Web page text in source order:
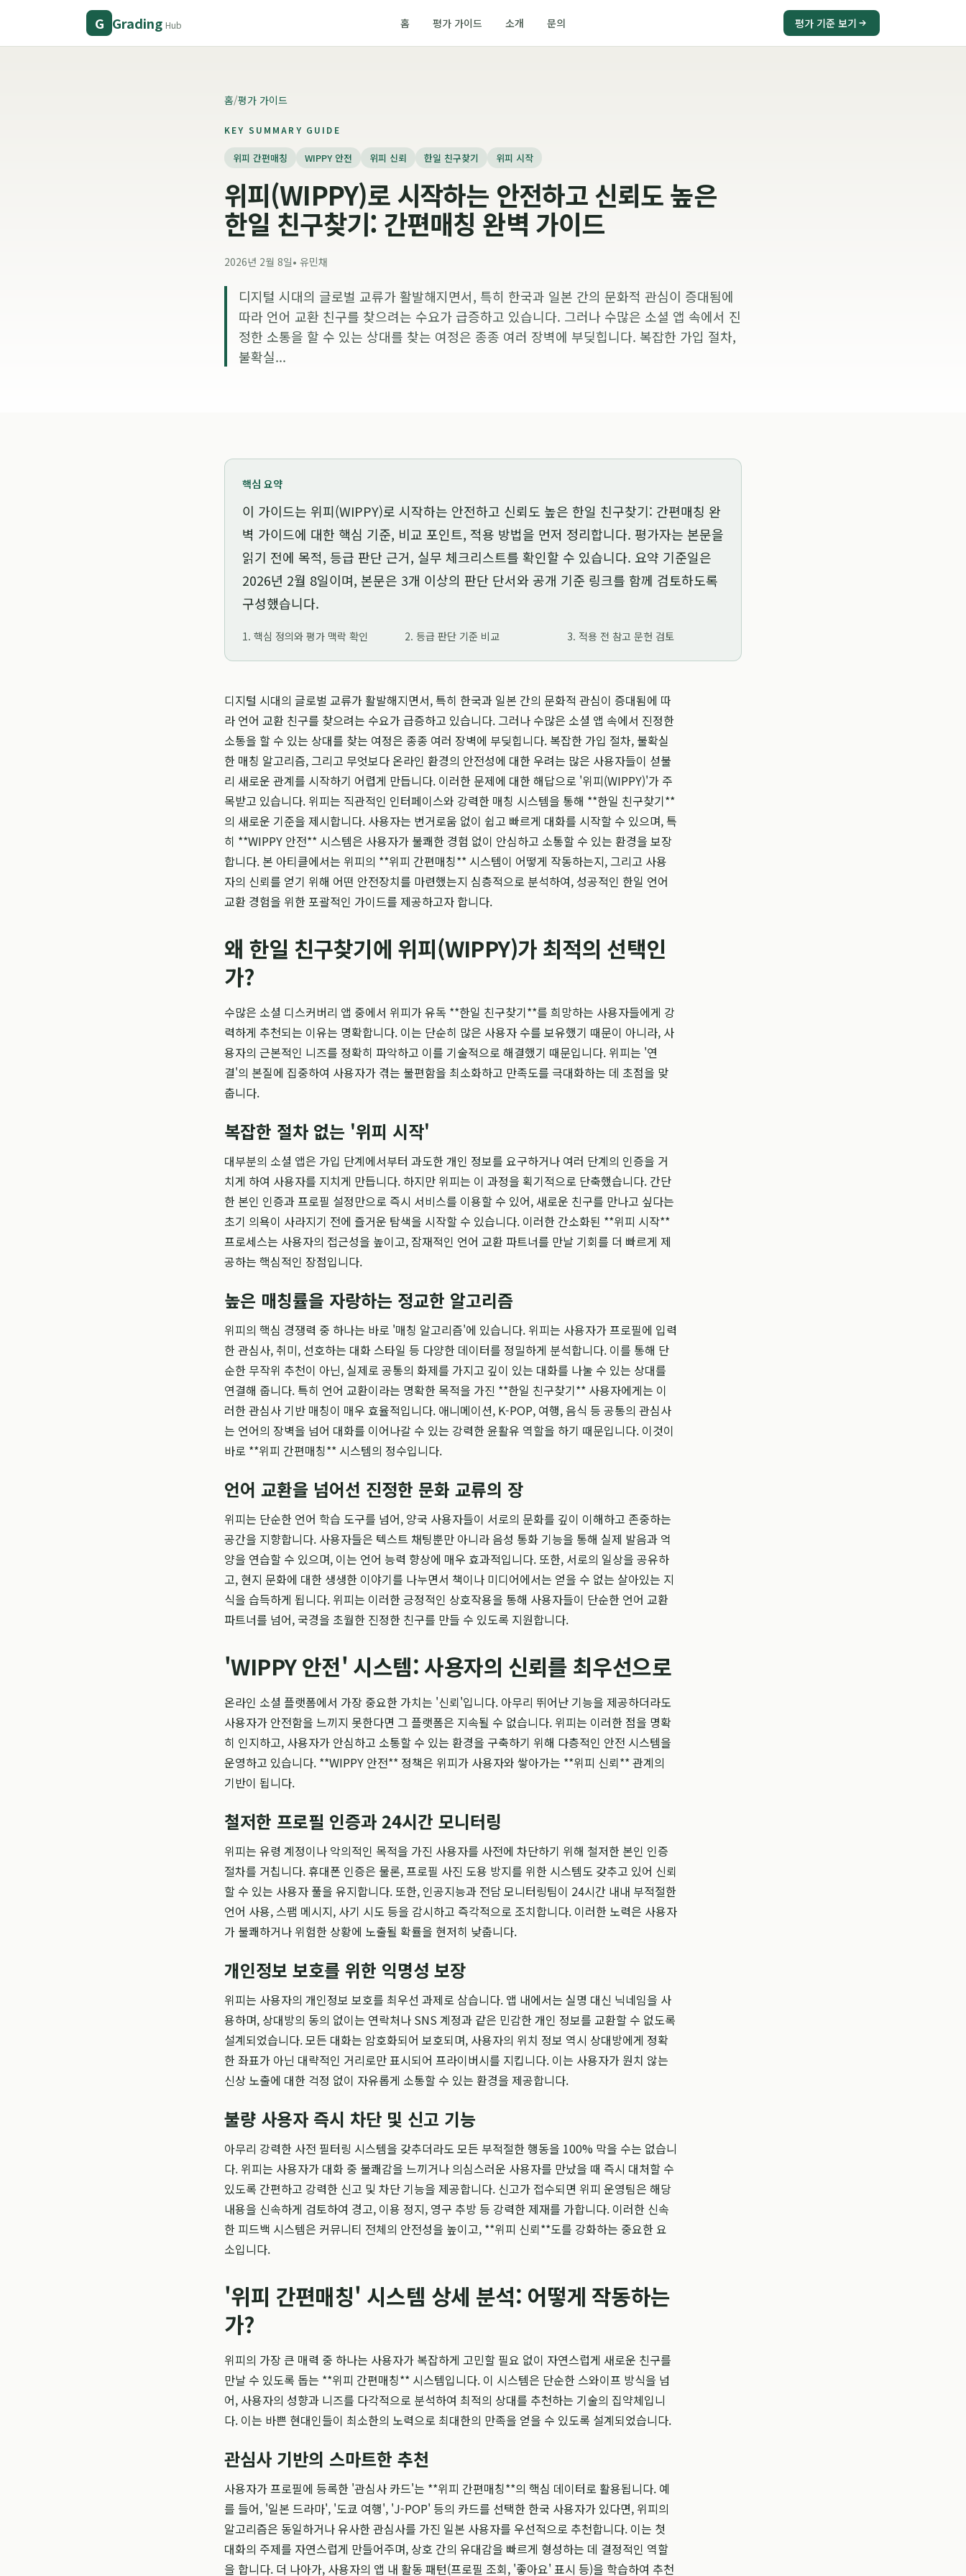
G Grading Hub 홈 평가 가이드 소개 문의 평가 기준 보기
홈/평가 가이드
KEY SUMMARY GUIDE
위피 간편매칭 WIPPY 안전 위피 신뢰 한일 친구찾기 위피 시작
위피(WIPPY)로 시작하는 안전하고 신뢰도 높은
한일 친구찾기: 간편매칭 완벽 가이드
2026년 2월 8일• 유민채
디지털 시대의 글로벌 교류가 활발해지면서, 특히 한국과 일본 간의 문화적 관심이 증대됨에
따라 언어 교환 친구를 찾으려는 수요가 급증하고 있습니다. 그러나 수많은 소셜 앱 속에서 진
정한 소통을 할 수 있는 상대를 찾는 여정은 종종 여러 장벽에 부딪힙니다. 복잡한 가입 절차,
불확실...
핵심 요약
이 가이드는 위피(WIPPY)로 시작하는 안전하고 신뢰도 높은 한일 친구찾기: 간편매칭 완
벽 가이드에 대한 핵심 기준, 비교 포인트, 적용 방법을 먼저 정리합니다. 평가자는 본문을
읽기 전에 목적, 등급 판단 근거, 실무 체크리스트를 확인할 수 있습니다. 요약 기준일은
2026년 2월 8일이며, 본문은 3개 이상의 판단 단서와 공개 기준 링크를 함께 검토하도록
구성했습니다.
1. 핵심 정의와 평가 맥락 확인 2. 등급 판단 기준 비교 3. 적용 전 참고 문헌 검토
디지털 시대의 글로벌 교류가 활발해지면서, 특히 한국과 일본 간의 문화적 관심이 증대됨에 따
라 언어 교환 친구를 찾으려는 수요가 급증하고 있습니다. 그러나 수많은 소셜 앱 속에서 진정한
소통을 할 수 있는 상대를 찾는 여정은 종종 여러 장벽에 부딪힙니다. 복잡한 가입 절차, 불확실
한 매칭 알고리즘, 그리고 무엇보다 온라인 환경의 안전성에 대한 우려는 많은 사용자들이 섣불
리 새로운 관계를 시작하기 어렵게 만듭니다. 이러한 문제에 대한 해답으로 '위피(WIPPY)'가 주
목받고 있습니다. 위피는 직관적인 인터페이스와 강력한 매칭 시스템을 통해 **한일 친구찾기**
의 새로운 기준을 제시합니다. 사용자는 번거로움 없이 쉽고 빠르게 대화를 시작할 수 있으며, 특
히 **WIPPY 안전** 시스템은 사용자가 불쾌한 경험 없이 안심하고 소통할 수 있는 환경을 보장
합니다. 본 아티클에서는 위피의 **위피 간편매칭** 시스템이 어떻게 작동하는지, 그리고 사용
자의 신뢰를 얻기 위해 어떤 안전장치를 마련했는지 심층적으로 분석하여, 성공적인 한일 언어
교환 경험을 위한 포괄적인 가이드를 제공하고자 합니다.
왜 한일 친구찾기에 위피(WIPPY)가 최적의 선택인
가?
수많은 소셜 디스커버리 앱 중에서 위피가 유독 **한일 친구찾기**를 희망하는 사용자들에게 강
력하게 추천되는 이유는 명확합니다. 이는 단순히 많은 사용자 수를 보유했기 때문이 아니라, 사
용자의 근본적인 니즈를 정확히 파악하고 이를 기술적으로 해결했기 때문입니다. 위피는 '연
결'의 본질에 집중하여 사용자가 겪는 불편함을 최소화하고 만족도를 극대화하는 데 초점을 맞
춥니다.
복잡한 절차 없는 '위피 시작'
대부분의 소셜 앱은 가입 단계에서부터 과도한 개인 정보를 요구하거나 여러 단계의 인증을 거
치게 하여 사용자를 지치게 만듭니다. 하지만 위피는 이 과정을 획기적으로 단축했습니다. 간단
한 본인 인증과 프로필 설정만으로 즉시 서비스를 이용할 수 있어, 새로운 친구를 만나고 싶다는
초기 의욕이 사라지기 전에 즐거운 탐색을 시작할 수 있습니다. 이러한 간소화된 **위피 시작**
프로세스는 사용자의 접근성을 높이고, 잠재적인 언어 교환 파트너를 만날 기회를 더 빠르게 제
공하는 핵심적인 장점입니다.
높은 매칭률을 자랑하는 정교한 알고리즘
위피의 핵심 경쟁력 중 하나는 바로 '매칭 알고리즘'에 있습니다. 위피는 사용자가 프로필에 입력
한 관심사, 취미, 선호하는 대화 스타일 등 다양한 데이터를 정밀하게 분석합니다. 이를 통해 단
순한 무작위 추천이 아닌, 실제로 공통의 화제를 가지고 깊이 있는 대화를 나눌 수 있는 상대를
연결해 줍니다. 특히 언어 교환이라는 명확한 목적을 가진 **한일 친구찾기** 사용자에게는 이
러한 관심사 기반 매칭이 매우 효율적입니다. 애니메이션, K-POP, 여행, 음식 등 공통의 관심사
는 언어의 장벽을 넘어 대화를 이어나갈 수 있는 강력한 윤활유 역할을 하기 때문입니다. 이것이
바로 **위피 간편매칭** 시스템의 정수입니다.
언어 교환을 넘어선 진정한 문화 교류의 장
위피는 단순한 언어 학습 도구를 넘어, 양국 사용자들이 서로의 문화를 깊이 이해하고 존중하는
공간을 지향합니다. 사용자들은 텍스트 채팅뿐만 아니라 음성 통화 기능을 통해 실제 발음과 억
양을 연습할 수 있으며, 이는 언어 능력 향상에 매우 효과적입니다. 또한, 서로의 일상을 공유하
고, 현지 문화에 대한 생생한 이야기를 나누면서 책이나 미디어에서는 얻을 수 없는 살아있는 지
식을 습득하게 됩니다. 위피는 이러한 긍정적인 상호작용을 통해 사용자들이 단순한 언어 교환
파트너를 넘어, 국경을 초월한 진정한 친구를 만들 수 있도록 지원합니다.
'WIPPY 안전' 시스템: 사용자의 신뢰를 최우선으로
온라인 소셜 플랫폼에서 가장 중요한 가치는 '신뢰'입니다. 아무리 뛰어난 기능을 제공하더라도
사용자가 안전함을 느끼지 못한다면 그 플랫폼은 지속될 수 없습니다. 위피는 이러한 점을 명확
히 인지하고, 사용자가 안심하고 소통할 수 있는 환경을 구축하기 위해 다층적인 안전 시스템을
운영하고 있습니다. **WIPPY 안전** 정책은 위피가 사용자와 쌓아가는 **위피 신뢰** 관계의
기반이 됩니다.
철저한 프로필 인증과 24시간 모니터링
위피는 유령 계정이나 악의적인 목적을 가진 사용자를 사전에 차단하기 위해 철저한 본인 인증
절차를 거칩니다. 휴대폰 인증은 물론, 프로필 사진 도용 방지를 위한 시스템도 갖추고 있어 신뢰
할 수 있는 사용자 풀을 유지합니다. 또한, 인공지능과 전담 모니터링팀이 24시간 내내 부적절한
언어 사용, 스팸 메시지, 사기 시도 등을 감시하고 즉각적으로 조치합니다. 이러한 노력은 사용자
가 불쾌하거나 위험한 상황에 노출될 확률을 현저히 낮춥니다.
개인정보 보호를 위한 익명성 보장
위피는 사용자의 개인정보 보호를 최우선 과제로 삼습니다. 앱 내에서는 실명 대신 닉네임을 사
용하며, 상대방의 동의 없이는 연락처나 SNS 계정과 같은 민감한 개인 정보를 교환할 수 없도록
설계되었습니다. 모든 대화는 암호화되어 보호되며, 사용자의 위치 정보 역시 상대방에게 정확
한 좌표가 아닌 대략적인 거리로만 표시되어 프라이버시를 지킵니다. 이는 사용자가 원치 않는
신상 노출에 대한 걱정 없이 자유롭게 소통할 수 있는 환경을 제공합니다.
불량 사용자 즉시 차단 및 신고 기능
아무리 강력한 사전 필터링 시스템을 갖추더라도 모든 부적절한 행동을 100% 막을 수는 없습니
다. 위피는 사용자가 대화 중 불쾌감을 느끼거나 의심스러운 사용자를 만났을 때 즉시 대처할 수
있도록 간편하고 강력한 신고 및 차단 기능을 제공합니다. 신고가 접수되면 위피 운영팀은 해당
내용을 신속하게 검토하여 경고, 이용 정지, 영구 추방 등 강력한 제재를 가합니다. 이러한 신속
한 피드백 시스템은 커뮤니티 전체의 안전성을 높이고, **위피 신뢰**도를 강화하는 중요한 요
소입니다.
'위피 간편매칭' 시스템 상세 분석: 어떻게 작동하는
가?
위피의 가장 큰 매력 중 하나는 사용자가 복잡하게 고민할 필요 없이 자연스럽게 새로운 친구를
만날 수 있도록 돕는 **위피 간편매칭** 시스템입니다. 이 시스템은 단순한 스와이프 방식을 넘
어, 사용자의 성향과 니즈를 다각적으로 분석하여 최적의 상대를 추천하는 기술의 집약체입니
다. 이는 바쁜 현대인들이 최소한의 노력으로 최대한의 만족을 얻을 수 있도록 설계되었습니다.
관심사 기반의 스마트한 추천
사용자가 프로필에 등록한 '관심사 카드'는 **위피 간편매칭**의 핵심 데이터로 활용됩니다. 예
를 들어, '일본 드라마', '도쿄 여행', 'J-POP' 등의 카드를 선택한 한국 사용자가 있다면, 위피의
알고리즘은 동일하거나 유사한 관심사를 가진 일본 사용자를 우선적으로 추천합니다. 이는 첫
대화의 주제를 자연스럽게 만들어주며, 상호 간의 유대감을 빠르게 형성하는 데 결정적인 역할
을 합니다. 더 나아가, 사용자의 앱 내 활동 패턴(프로필 조회, '좋아요' 표시 등)을 학습하여 추천